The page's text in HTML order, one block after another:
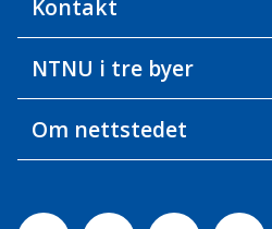
Kontakt
NTNU i tre byer
Om nettstedet